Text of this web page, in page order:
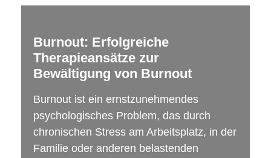
Burnout: Erfolgreiche
Therapieansätze zur
Bewältigung von Burnout
Burnout ist ein ernstzunehmendes
psychologisches Problem, das durch
chronischen Stress am Arbeitsplatz, in der
Familie oder anderen belastenden